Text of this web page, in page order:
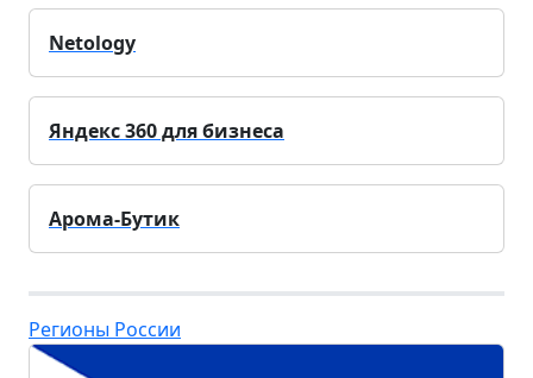
Netology
Яндекс 360 для бизнеса
Арома-Бутик
Регионы России